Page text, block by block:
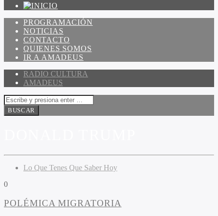
PROGRAMACIÓN
NOTICIAS
CONTACTO
QUIENES SOMOS
IR A AMADEUS
RADIO CULTURA
AMADEUS
Lo Que Tenes Que Saber Hoy
0
POLÉMICA MIGRATORIA